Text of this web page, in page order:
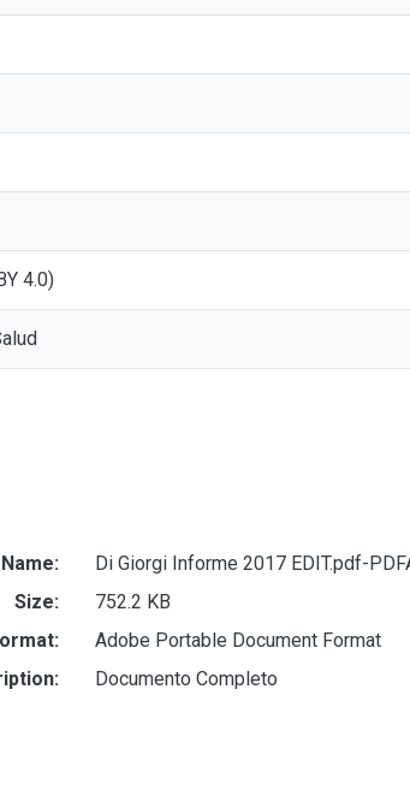
4.0)
Name:
Di Giorgi Informe 2017 EDIT.pdf-
Size:
752.2 KB
Adobe Portable Document Format
Documento Completo